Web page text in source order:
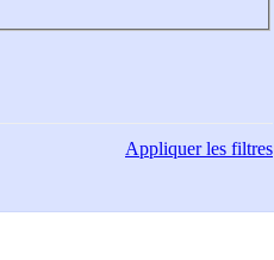
Appliquerles filtres